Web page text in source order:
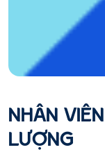
NHÂN
LƯỢNG